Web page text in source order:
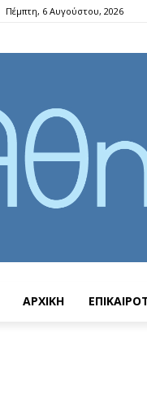
Πέμπτη, 6 Αυγούστου, 2026
ΑΡΧΙΚΗ